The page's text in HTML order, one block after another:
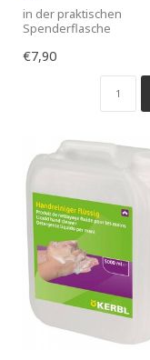
in der praktischen
Spenderflasche
€7,90